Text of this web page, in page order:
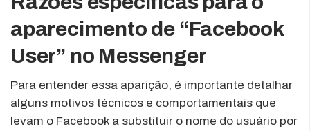
aparecimento de “Facebook
User” no Messenger
Para entender essa aparição, é importante detalhar
alguns motivos técnicos e comportamentais que
levam o Facebook a substituir o nome do usuário por